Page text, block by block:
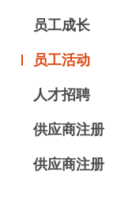
员工成长
员工活动
人才招聘
供应商注册
供应商注册